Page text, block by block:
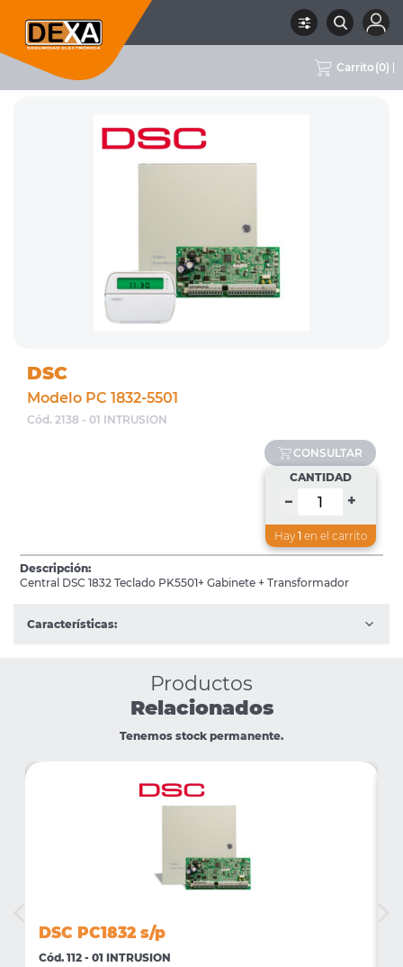
Carrito (0)
RUBRO 01 INTRUSION MARCA DSC
DSC
Modelo PC 1832-5501
Cód. 2138 - 01 INTRUSION
CONSULTAR
CANTIDAD
– +
Hay 1en el carrito
Descripción:
Central DSC 1832 Teclado PK5501+ Gabinete + Transformador
Características:
Productos
Relacionados
Tenemos stock permanente.
DSC PC1832 s/p
Cód. 112 - 01 INTRUSION